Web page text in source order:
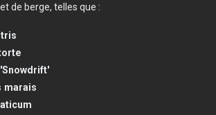
de berge, telles que :
marais